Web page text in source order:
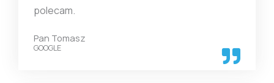
polecam.
Pan Tomasz
GOOGLE